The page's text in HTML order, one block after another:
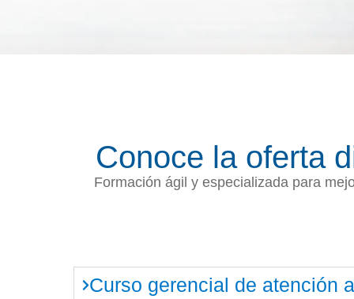
Conoce la oferta
Formación ágil y especializada para
Curso gerencial de atención